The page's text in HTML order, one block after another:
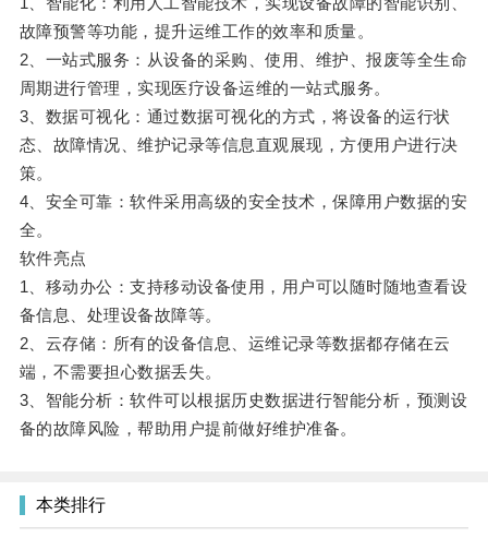
故障预警等功能，提升运维工作的效率和质量。
2、一站式服务：从设备的采购、使用、维护、报废等全生命
周期进行管理，实现医疗设备运维的一站式服务。
3、数据可视化：通过数据可视化的方式，将设备的运行状
态、故障情况、维护记录等信息直观展现，方便用户进行决
策。
4、安全可靠：软件采用高级的安全技术，保障用户数据的安
全。
软件亮点
1、移动办公：支持移动设备使用，用户可以随时随地查看设
备信息、处理设备故障等。
2、云存储：所有的设备信息、运维记录等数据都存储在云
端，不需要担心数据丢失。
3、智能分析：软件可以根据历史数据进行智能分析，预测设
备的故障风险，帮助用户提前做好维护准备。
本类排行